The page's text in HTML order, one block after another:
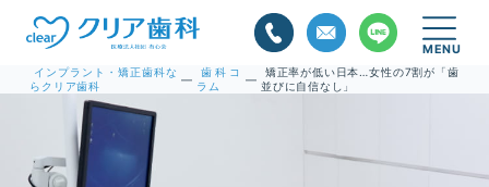
インプラント・矯正歯科な
らクリア歯科
—
歯科コ
ラム
—
矯正率が低い日本…女性の7割が「歯
並びに自信なし」